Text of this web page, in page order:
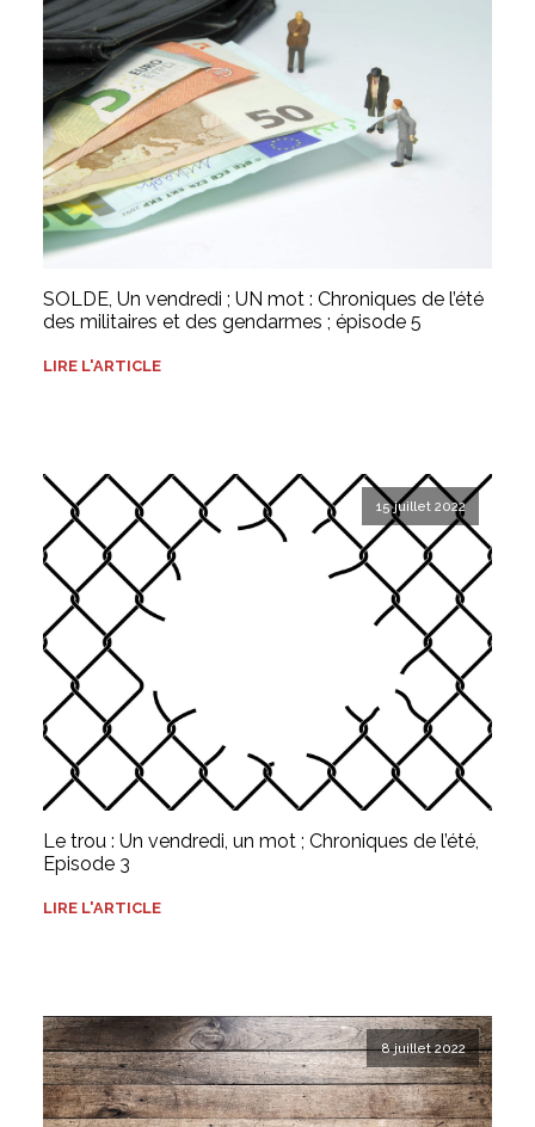
SOLDE, Un vendredi ; UN mot : Chroniques de l’été
des militaires et des gendarmes ; épisode 5
LIRE L'ARTICLE
15 juillet 2022
Le trou : Un vendredi, un mot ; Chroniques de l’été,
Episode 3
LIRE L'ARTICLE
8 juillet 2022